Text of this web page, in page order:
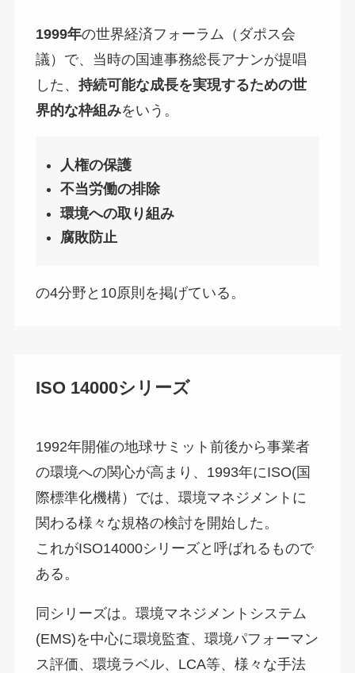
1999年の世界経済フォーラム（ダポス会
議）で、当時の国連事務総長アナンが提唱
した、 持続可能な成長を実現するための世
界的な枠組みをいう。
人権の保護
不当労働の排除
環境への取り組み
腐敗防止
の4分野と10原則を掲げている。
ISO 14000シリーズ
1992年開催の地球サミット前後から事業者
の環境への関心が高まり、1993年にISO(国
際標準化機構）では、環境マネジメントに
関わる様々な規格の検討を開始した。
これがISO14000シリーズと呼ばれるもので
ある。
同シリーズは。環境マネジメントシステム
(EMS)を中心に環境監査、環境パフォーマン
ス評価、環境ラベル、LCA等、様々な手法